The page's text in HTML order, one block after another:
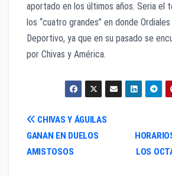
aportado en los últimos años. Seria el
los “cuatro grandes” en donde
Deportivo, ya que en su pasado se
por Chivas y América.
Navegación
de
LOS
CHIVAS Y ÁGUILAS
GANAN EN DUELOS
AMISTOSOS